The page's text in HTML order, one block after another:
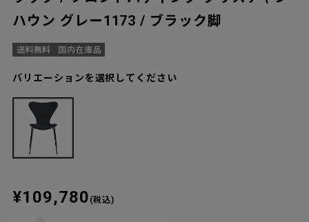
ハウン グレー1173 / ブラック脚
バリエーションを選択してください
¥109,780 (税込)